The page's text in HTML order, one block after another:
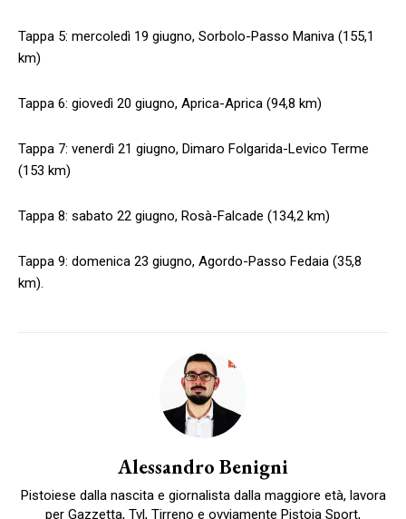
Tappa 5: mercoledì 19 giugno, Sorbolo-Passo Maniva (155,1
km)
Tappa 6: giovedì 20 giugno, Aprica-Aprica (94,8 km)
Tappa 7: venerdì 21 giugno, Dimaro Folgarida-Levico Terme
(153 km)
Tappa 8: sabato 22 giugno, Rosà-Falcade (134,2 km)
Tappa 9: domenica 23 giugno, Agordo-Passo Fedaia (35,8
km).
Alessandro Benigni
Pistoiese dalla nascita e giornalista dalla maggiore età, lavora
per Gazzetta, Tvl, Tirreno e ovviamente Pistoia Sport,